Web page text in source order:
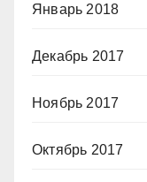
Январь 2018
Декабрь 2017
Ноябрь 2017
Октябрь 2017